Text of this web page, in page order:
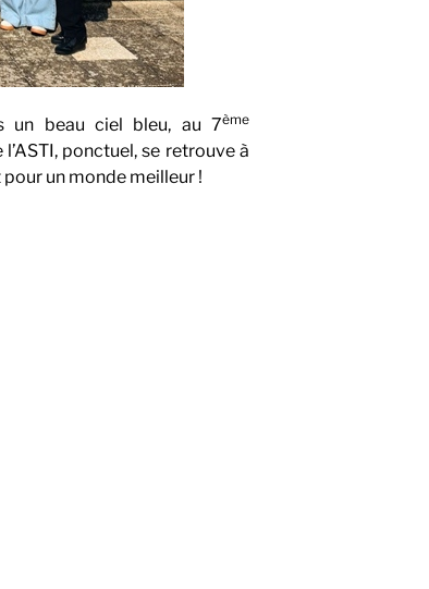
un beau ciel bleu, au 7ème
ponctuel, se retrouve à
un monde meilleur !